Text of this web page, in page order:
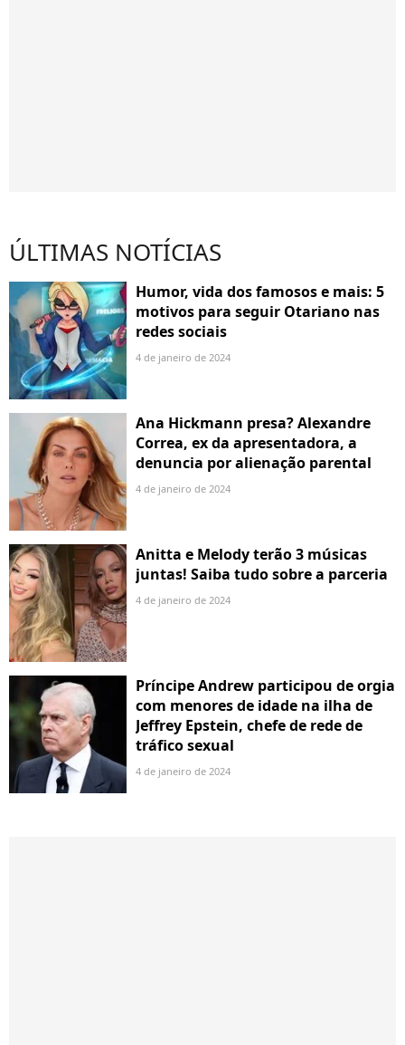
ÚLTIMAS NOTÍCIAS
Humor, vida dos famosos e mais: 5
motivos para seguir Otariano nas
redes sociais
4 de janeiro de 2024
Ana Hickmann presa? Alexandre
Correa, ex da apresentadora, a
denuncia por alienação parental
4 de janeiro de 2024
Anitta e Melody terão 3 músicas
juntas! Saiba tudo sobre a parceria
4 de janeiro de 2024
Príncipe Andrew participou de orgia
com menores de idade na ilha de
Jeffrey Epstein, chefe de rede de
tráfico sexual
4 de janeiro de 2024